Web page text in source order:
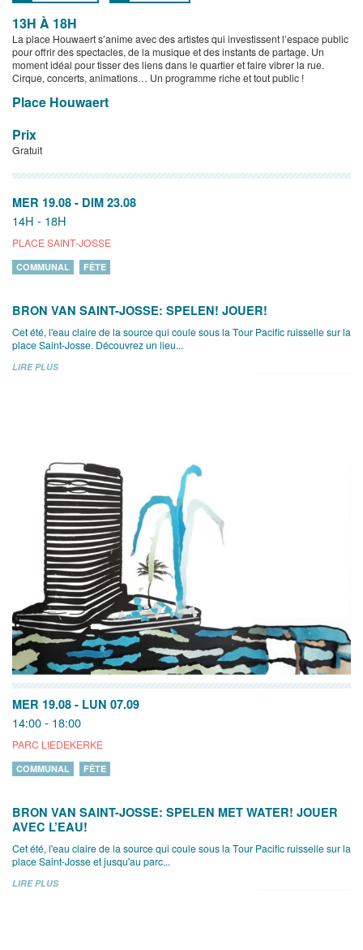
13H À 18H
La place Houwaert s’anime avec des artistes qui investissent l’espace public
pour offrir des spectacles, de la musique et des instants de partage. Un
moment idéal pour tisser des liens dans le quartier et faire vibrer la rue.
Cirque, concerts, animations… Un programme riche et tout public !
Place Houwaert
Prix
Gratuit
MER 19.08 - DIM 23.08
14H - 18H
PLACE SAINT-JOSSE
COMMUNAL FÊTE
BRON VAN SAINT-JOSSE: SPELEN! JOUER!
Cet été, l'eau claire de la source qui coule sous la Tour Pacific ruisselle sur la
place Saint-Josse. Découvrez un lieu...
LIRE PLUS
MER 19.08 - LUN 07.09
14:00 - 18:00
PARC LIEDEKERKE
COMMUNAL FÊTE
BRON VAN SAINT-JOSSE: SPELEN MET WATER! JOUER
AVEC L’EAU!
Cet été, l'eau claire de la source qui coule sous la Tour Pacific ruisselle sur la
place Saint-Josse et jusqu'au parc...
LIRE PLUS